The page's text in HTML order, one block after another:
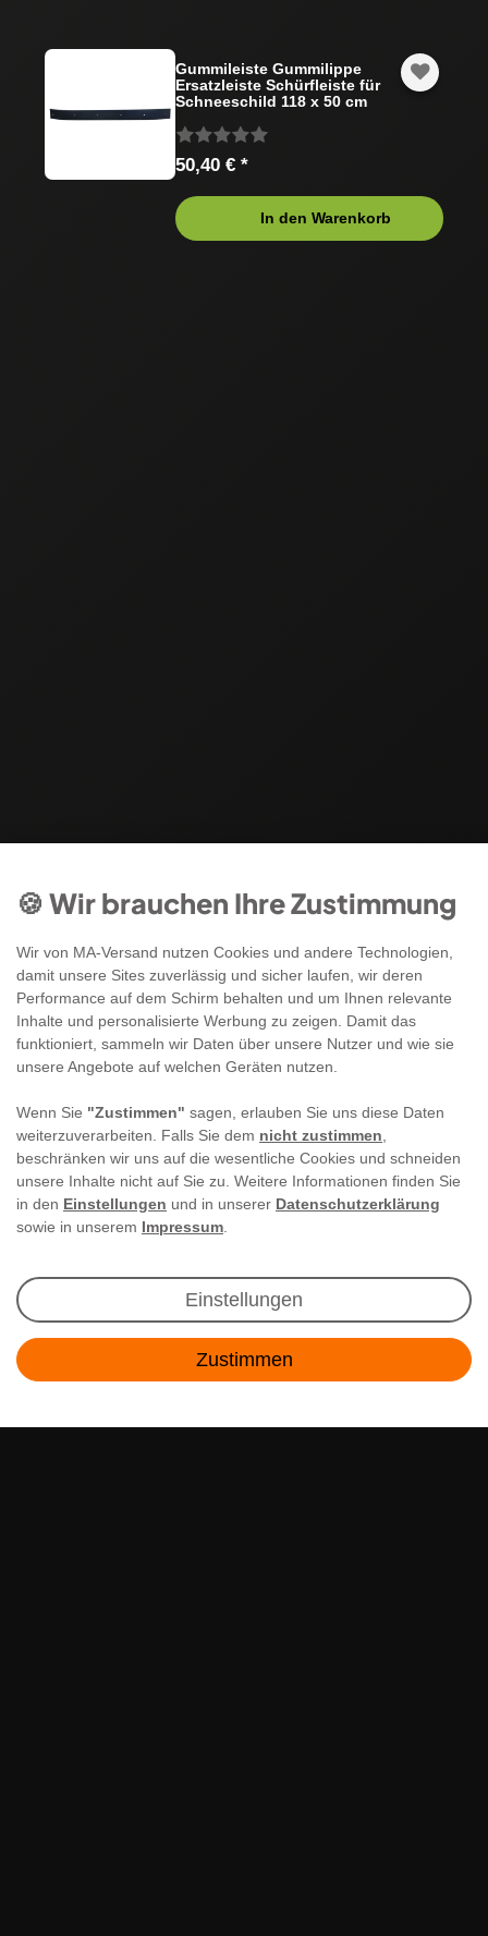
Gummileiste Gummilippe
Ersatzleiste Schürfleiste für
Schneeschild 118 x 50 cm
50,40 € *
In den Warenkorb
🍪 Wir brauchen Ihre Zustimmung
Wir von MA-Versand nutzen Cookies und andere Technologien,
damit unsere Sites zuverlässig und sicher laufen, wir deren
Performance auf dem Schirm behalten und um Ihnen relevante
Inhalte und personalisierte Werbung zu zeigen. Damit das
funktioniert, sammeln wir Daten über unsere Nutzer und wie sie
unsere Angebote auf welchen Geräten nutzen.
Wenn Sie "Zustimmen" sagen, erlauben Sie uns diese Daten
weiterzuverarbeiten. Falls Sie dem nicht zustimmen
beschränken wir uns auf die wesentliche Cookies und schneiden
unsere Inhalte nicht auf Sie zu. Weitere Informationen finden Sie
in den Einstellungen und in unserer Datenschutzerklärung
sowie in unserem Impressum
Einstellungen
Zustimmen
Newsletter Anmeldung
Angebote & Rabatte per E-Mail erhalten - Geld
sparen war noch nie so einfach!